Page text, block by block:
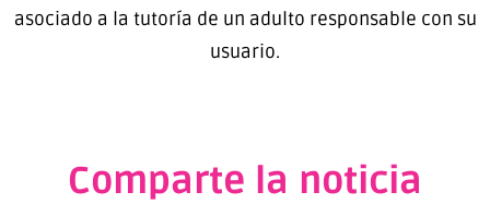
asociado a la tutoría de un adulto responsable con su
usuario.
Comparte la noticia